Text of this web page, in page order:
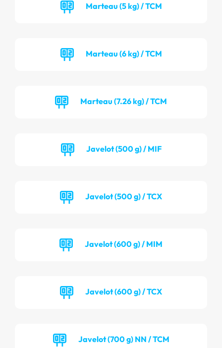
Marteau (5 kg) / TCM
Marteau (6 kg) / TCM
Marteau (7.26 kg) / TCM
Javelot (500 g) / MIF
Javelot (500 g) / TCX
Javelot (600 g) / MIM
Javelot (600 g) / TCX
Javelot (700 g) NN / TCM